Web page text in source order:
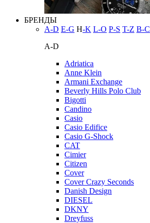
БРЕНДЫ
A-D E-G H-K L-O P-S T-Z В-С
A-D
Adriatica
Anne Klein
Armani Exchange
Beverly Hills Polo Club
Bigotti
Candino
Casio
Casio Edifice
Casio G-Shock
CAT
Cimier
Citizen
Cover
Cover Crazy Seconds
Danish Design
DIESEL
DKNY
Dreyfuss